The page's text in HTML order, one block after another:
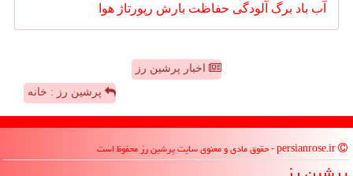
آب باد برگ آلودگی حفاظت بارش رپورتاژ هوا
اخبار پرشین رز
پرشین رز : خانه